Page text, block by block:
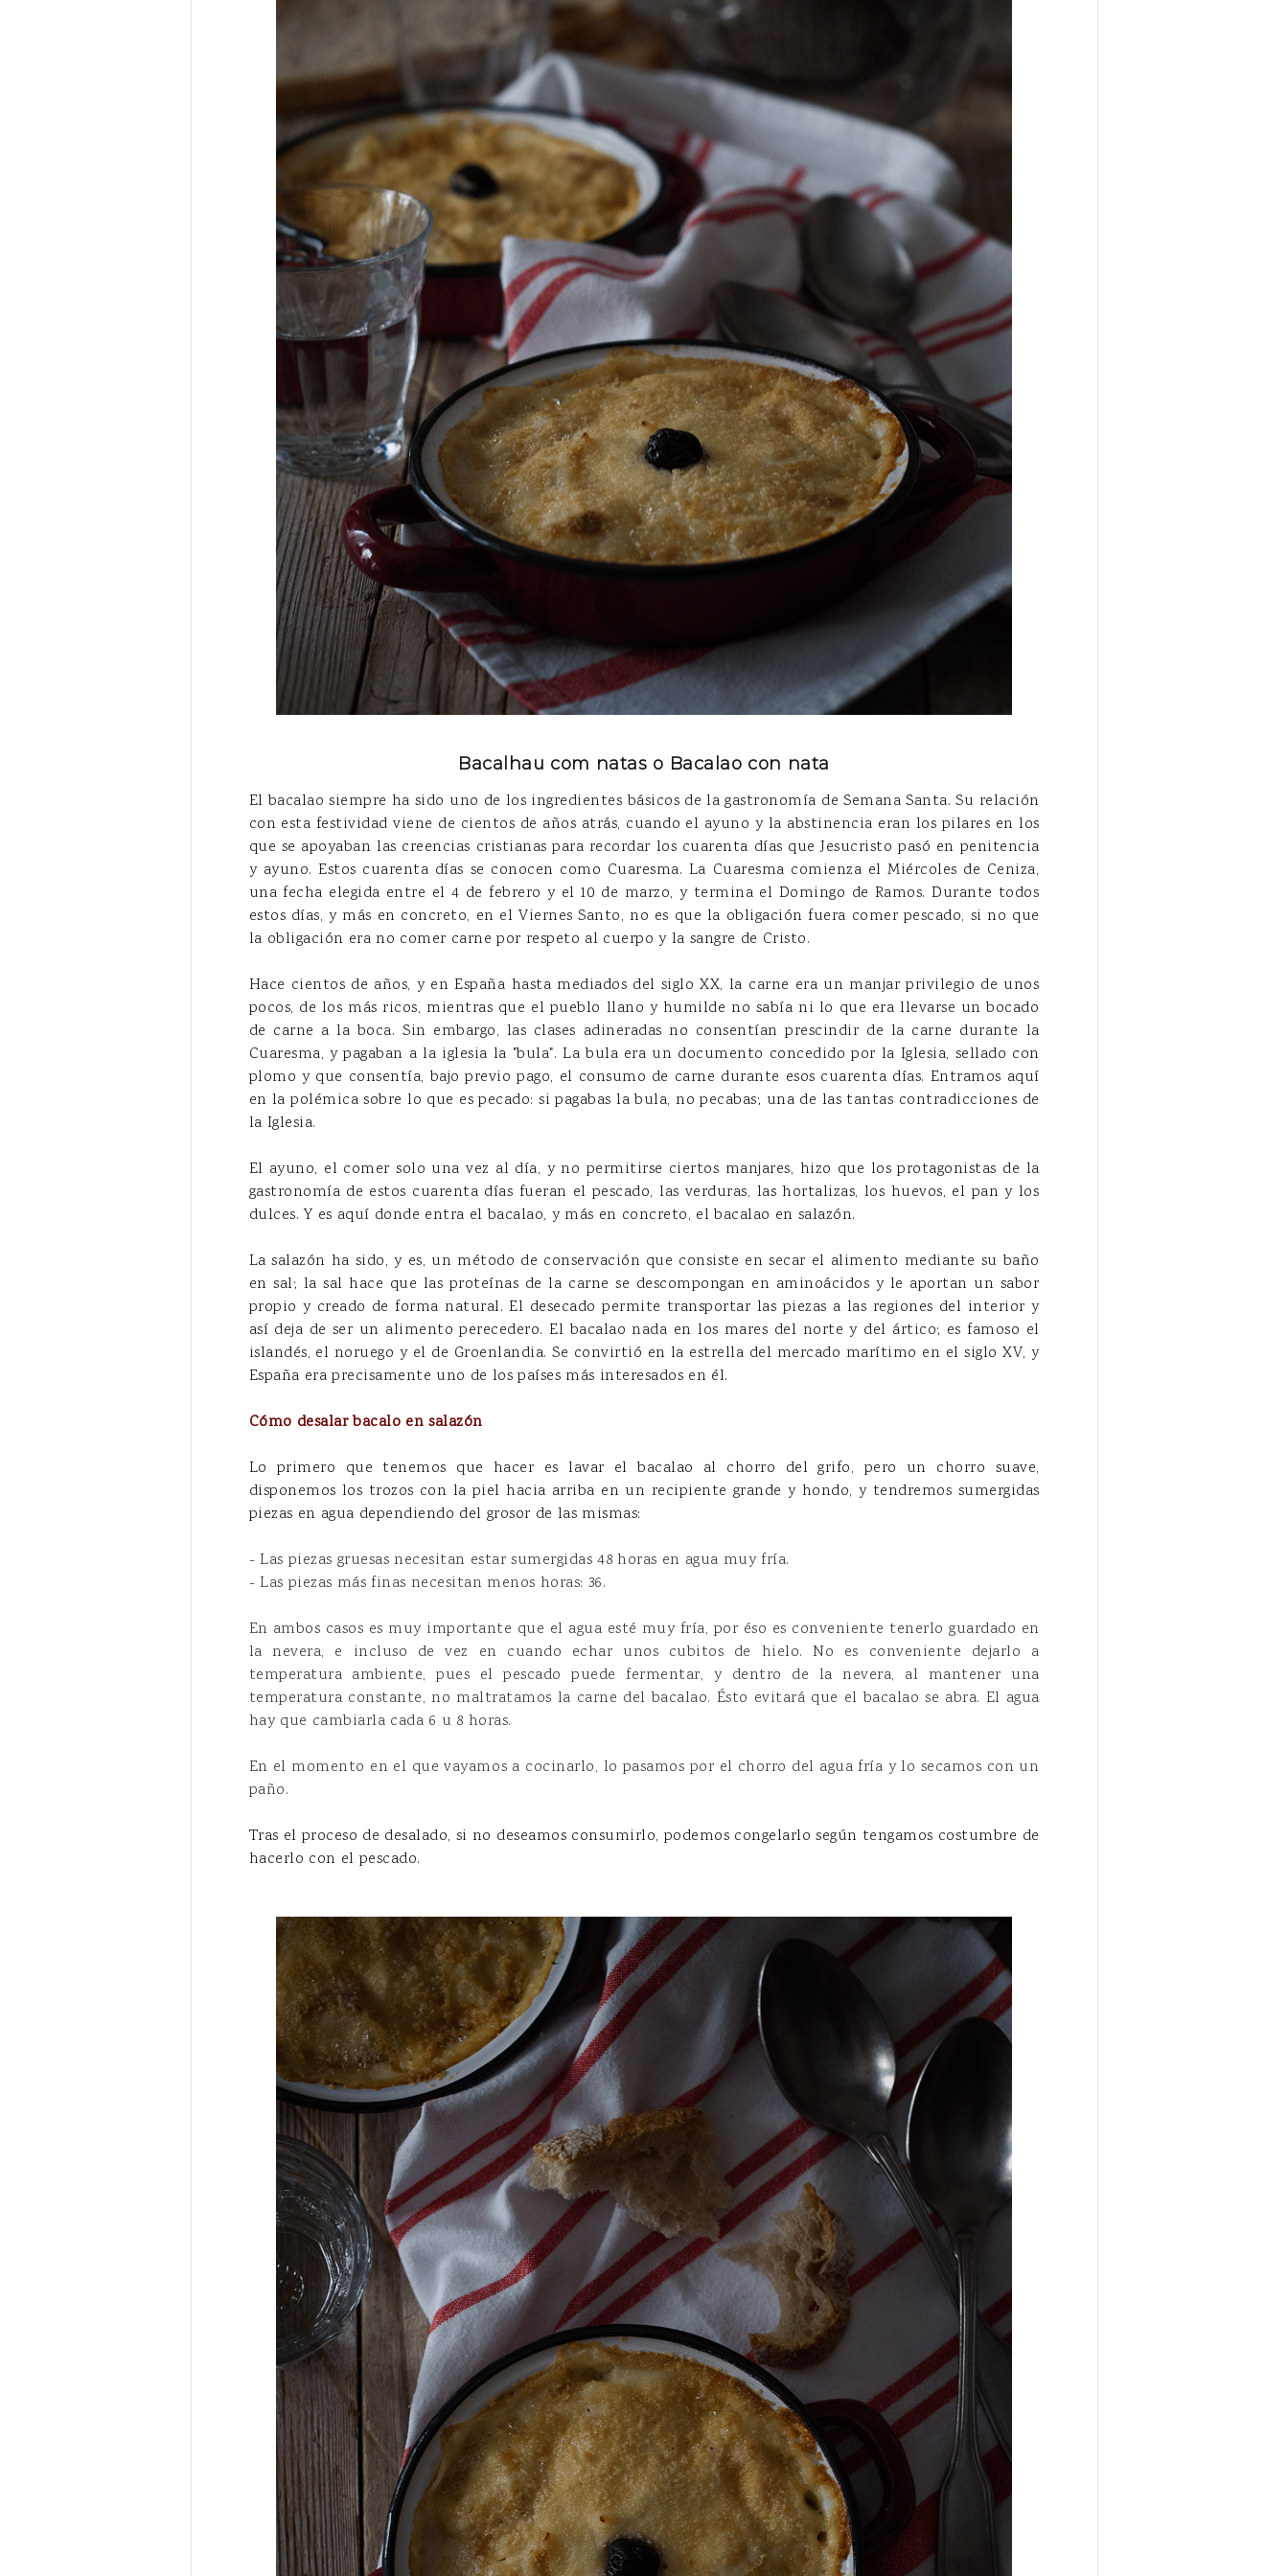
Bacalhau com natas o Bacalao con nata
El bacalao siempre ha sido uno de los ingredientes básicos de la gastronomía de Semana Santa. Su relación
con esta festividad viene de cientos de años atrás, cuando el ayuno y la abstinencia eran los pilares en los
que se apoyaban las creencias cristianas para recordar los cuarenta días que Jesucristo pasó en penitencia
y ayuno. Estos cuarenta días se conocen como Cuaresma. La Cuaresma comienza el Miércoles de Ceniza,
una fecha elegida entre el 4 de febrero y el 10 de marzo, y termina el Domingo de Ramos. Durante todos
estos días, y más en concreto, en el Viernes Santo, no es que la obligación fuera comer pescado, si no que
la obligación era no comer carne por respeto al cuerpo y la sangre de Cristo.
Hace cientos de años, y en España hasta mediados del siglo XX, la carne era un manjar privilegio de unos
pocos, de los más ricos, mientras que el pueblo llano y humilde no sabía ni lo que era llevarse un bocado
de carne a la boca. Sin embargo, las clases adineradas no consentían prescindir de la carne durante la
Cuaresma, y pagaban a la iglesia la "bula". La bula era un documento concedido por la Iglesia, sellado con
plomo y que consentía, bajo previo pago, el consumo de carne durante esos cuarenta días. Entramos aquí
en la polémica sobre lo que es pecado: si pagabas la bula, no pecabas; una de las tantas contradicciones de
la Iglesia.
El ayuno, el comer solo una vez al día, y no permitirse ciertos manjares, hizo que los protagonistas de la
gastronomía de estos cuarenta días fueran el pescado, las verduras, las hortalizas, los huevos, el pan y los
dulces. Y es aquí donde entra el bacalao, y más en concreto, el bacalao en salazón.
La salazón ha sido, y es, un método de conservación que consiste en secar el alimento mediante su baño
en sal; la sal hace que las proteínas de la carne se descompongan en aminoácidos y le aportan un sabor
propio y creado de forma natural. El desecado permite transportar las piezas a las regiones del interior y
así deja de ser un alimento perecedero. El bacalao nada en los mares del norte y del ártico; es famoso el
islandés, el noruego y el de Groenlandia. Se convirtió en la estrella del mercado marítimo en el siglo XV, y
España era precisamente uno de los países más interesados en él.
Cómo desalar bacalo en salazón
Lo primero que tenemos que hacer es lavar el bacalao al chorro del grifo, pero un chorro suave,
disponemos los trozos con la piel hacia arriba en un recipiente grande y hondo, y tendremos sumergidas
piezas en agua dependiendo del grosor de las mismas:
- Las piezas gruesas necesitan estar sumergidas 48 horas en agua muy fría.
- Las piezas más finas necesitan menos horas: 36.
En ambos casos es muy importante que el agua esté muy fría, por éso es conveniente tenerlo guardado en
la nevera, e incluso de vez en cuando echar unos cubitos de hielo. No es conveniente dejarlo a
temperatura ambiente, pues el pescado puede fermentar, y dentro de la nevera, al mantener una
temperatura constante, no maltratamos la carne del bacalao. Ésto evitará que el bacalao se abra. El agua
hay que cambiarla cada 6 u 8 horas.
En el momento en el que vayamos a cocinarlo, lo pasamos por el chorro del agua fría y lo secamos con un
paño.
Tras el proceso de desalado, si no deseamos consumirlo, podemos congelarlo según tengamos costumbre de
hacerlo con el pescado.